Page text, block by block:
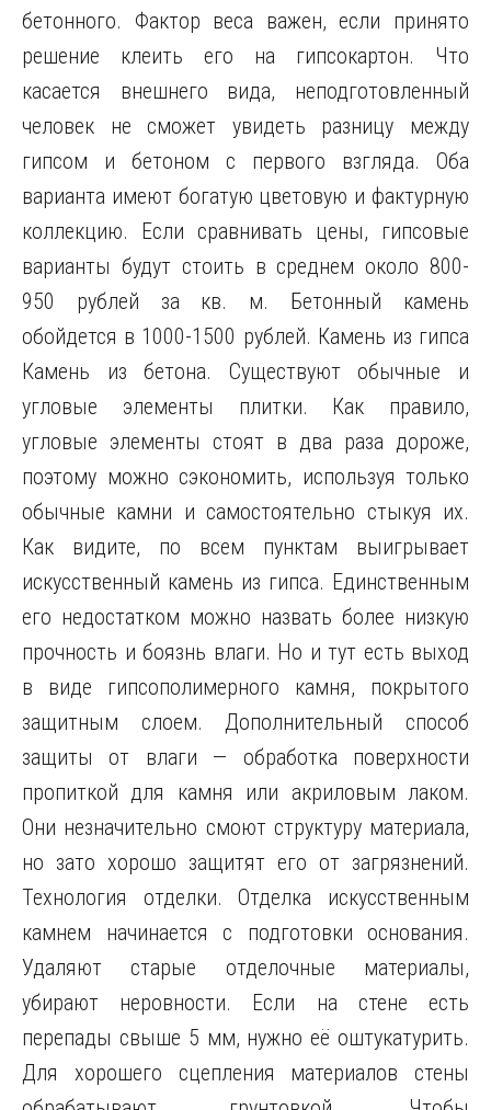
бетонного. Фактор веса важен, если принято
решение клеить его на гипсокартон. Что
касается внешнего вида, неподготовленный
человек не сможет увидеть разницу между
гипсом и бетоном с первого взгляда. Оба
варианта имеют богатую цветовую и фактурную
коллекцию. Если сравнивать цены, гипсовые
варианты будут стоить в среднем около 800-
950 рублей за кв. м. Бетонный камень
обойдется в 1000-1500 рублей. Камень из гипса
Камень из бетона. Существуют обычные и
угловые элементы плитки. Как правило,
угловые элементы стоят в два раза дороже,
поэтому можно сэкономить, используя только
обычные камни и самостоятельно стыкуя их.
Как видите, по всем пунктам выигрывает
искусственный камень из гипса. Единственным
его недостатком можно назвать более низкую
прочность и боязнь влаги. Но и тут есть выход
в виде гипсополимерного камня, покрытого
защитным слоем. Дополнительный способ
защиты от влаги — обработка поверхности
пропиткой для камня или акриловым лаком.
Они незначительно смоют структуру материала,
но зато хорошо защитят его от загрязнений.
Технология отделки. Отделка искусственным
камнем начинается с подготовки основания.
Удаляют старые отделочные материалы,
убирают неровности. Если на стене есть
перепады свыше 5 мм, нужно её оштукатурить.
Для хорошего сцепления материалов стены